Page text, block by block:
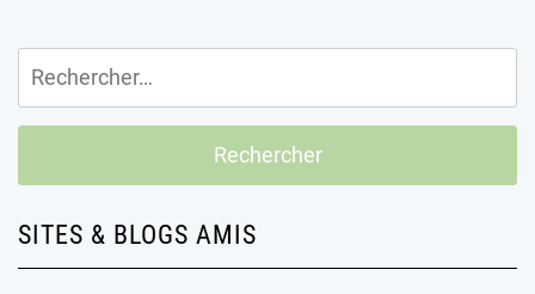
Rechercher :
SITES & BLOGS AMIS